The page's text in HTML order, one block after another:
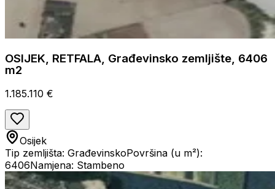
OSIJEK, RETFALA, Građevinsko zemljište, 6406
m2
1.185.110 €
Osijek
Tip zemljišta: GrađevinskoPovršina (u m²):
6406Namjena: Stambeno